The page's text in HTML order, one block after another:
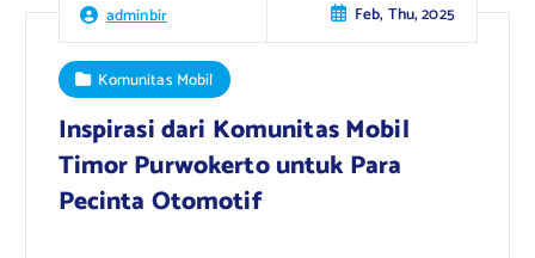
adminbir Feb, Thu, 2025
Komunitas Mobil
Inspirasi dari Komunitas Mobil
Timor Purwokerto untuk Para
Pecinta Otomotif